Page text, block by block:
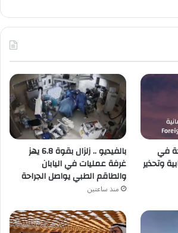
في
وتحذير
بالفيديو .. زلزال بقوة 6.8 يهز
غرفة عمليات في اليابان
والطاقم الطبي يواصل الجراحة
منذ ساعتين